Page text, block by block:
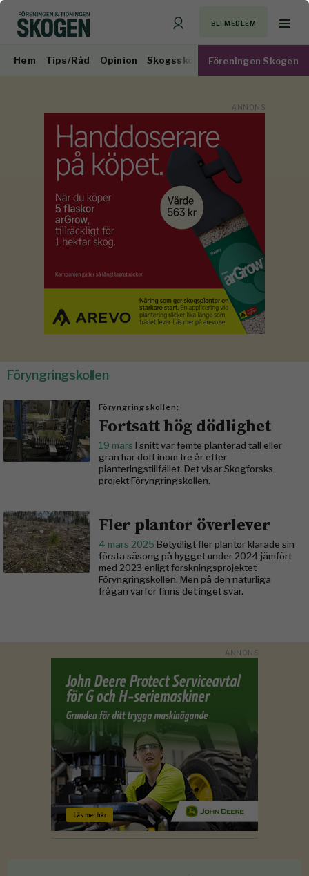
BLI MEDLEM
Hem Tips/Råd Opinion Skogsskötsel Virkesmarknad
Föreningen Skogen
Föryngringskollen
Föryngringskollen:
Fortsatt hög dödlighet
19 mars I snitt var femte planterad tall eller
gran har dött inom tre år efter
planteringstillfället. Det visar Skogforsks
projekt Föryngringskollen.
Fler plantor överlever
4 mars 2025 Betydligt fler plantor klarade sin
första säsong på hygget under 2024 jämfört
med 2023 enligt forskningsprojektet
Föryngringskollen. Men på den naturliga
frågan varför finns det inget svar.